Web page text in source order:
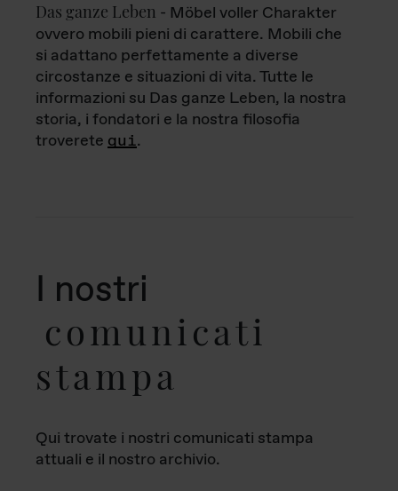
Das ganze Leben - Möbel voller Charakter
ovvero mobili pieni di carattere. Mobili che
si adattano perfettamente a diverse
circostanze e situazioni di vita. Tutte le
informazioni su Das ganze Leben, la nostra
storia, i fondatori e la nostra filosofia
troverete qui.
I nostri
comunicati
stampa
Qui trovate i nostri comunicati stampa
attuali e il nostro archivio.